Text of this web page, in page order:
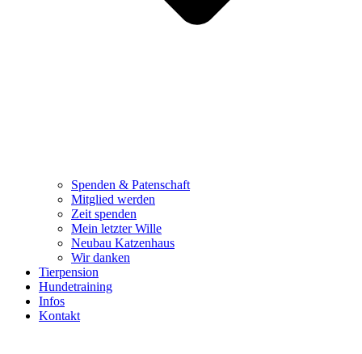
Spenden & Patenschaft
Mitglied werden
Zeit spenden
Mein letzter Wille
Neubau Katzenhaus
Wir danken
Tierpension
Hundetraining
Infos
Kontakt